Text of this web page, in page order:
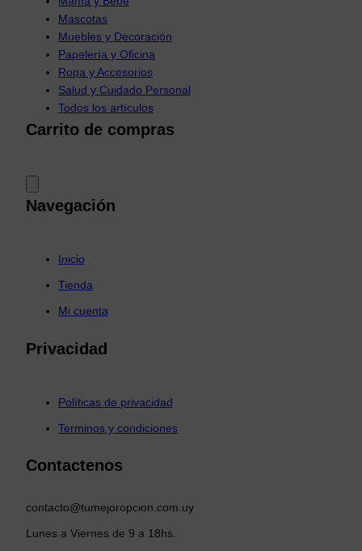
Mascotas
Muebles y Decoración
Papelería y Oficina
Ropa y Accesorios
Salud y Cuidado Personal
Todos los artículos
Carrito de compras
Navegación
Inicio
Tienda
Mi cuenta
Privacidad
Políticas de privacidad
Terminos y condiciones
Contactenos
contacto@tumejoropcion.com.uy
Lunes a Viernes de 9 a 18hs.